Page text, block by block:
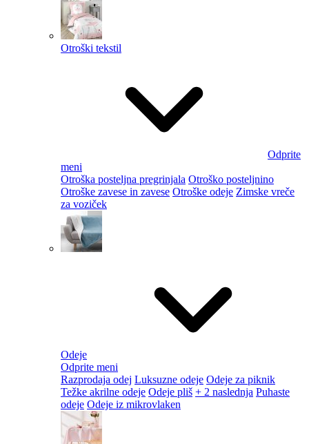
Otroški tekstil
Odprite
meni
Otroška posteljna pregrinjala Otroško posteljnino
Otroške zavese in zavese Otroške odeje Zimske vreče
za voziček
Odeje
Odprite meni
Razprodaja odej Luksuzne odeje Odeje za piknik
Težke akrilne odeje Odeje pliš + 2 naslednja Puhaste
odeje Odeje iz mikrovlaken